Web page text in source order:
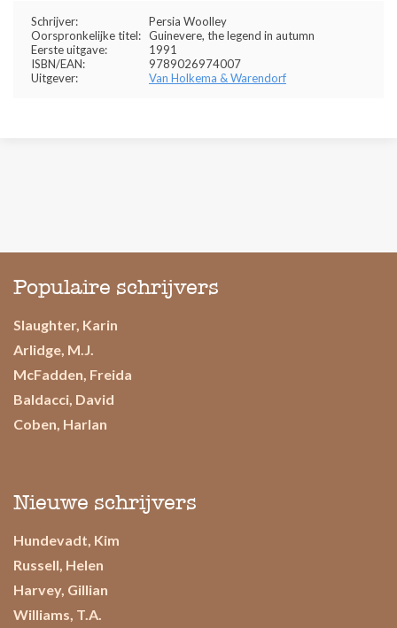
Schrijver:
Persia Woolley
Oorspronkelijke titel: Guinevere, the legend in autumn
Eerste uitgave:
1991
ISBN/EAN:
9789026974007
Uitgever:
Van Holkema & Warendorf
Populaire schrijvers
Slaughter, Karin
Arlidge, M.J.
McFadden, Freida
Baldacci, David
Coben, Harlan
Nieuwe schrijvers
Hundevadt, Kim
Russell, Helen
Harvey, Gillian
Williams, T.A.